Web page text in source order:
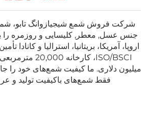
شرکت فروش شمع شیجیازوانگ تابو،
جنس عسل, معطر, کلیسایی و روزمره را
اروپا، آمریکا، بریتانیا، استرالیا و کانادا
میلیون دلاری. ما کیفیت شمع‌های خود را
فقط شمع‌های باکیفیت تولید و